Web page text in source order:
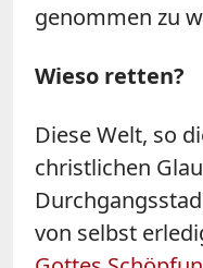
genommen zu
Wieso retten?
Diese Welt, so
christlichen
von selbst